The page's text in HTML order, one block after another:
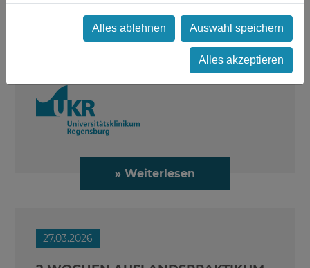
schwierigen Lebensphasen stärkt.
» Weiterlesen
27.03.2026
Alles ablehnen Auswahl speichern
Alles akzeptieren